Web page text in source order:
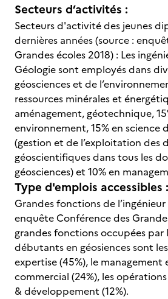
Secteurs d’activités :
Secteurs d'activité des jeunes
dernières années (source :
Grandes écoles 2018) : Les
Géologie sont employés dans
géosciences et de
ressources minérales et
aménagement, géotechnique,
environnement, 15% en science
(gestion et de l’exploitation des
géoscientifiques dans tous les
géosciences) et 10% en
Type d'emplois accessibles :
Grandes fonctions de
enquête Conférence des
grandes fonctions occupées par
débutants en géosiences sont
expertise (45%), le
commercial (24%), les
& développement (12%).